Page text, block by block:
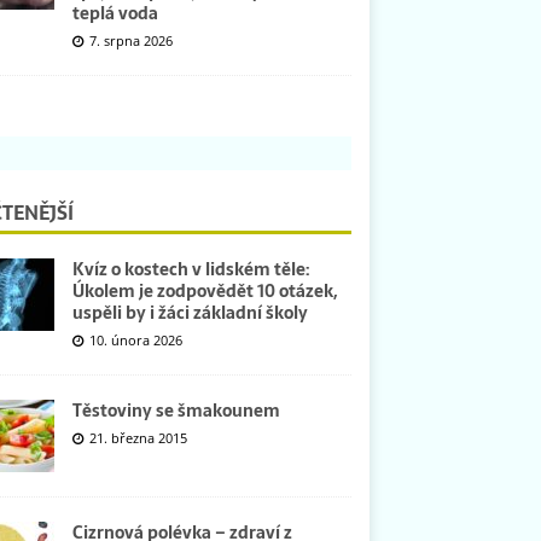
teplá voda
7. srpna 2026
Kvíz o kostech v lidském těle:
Úkolem je zodpovědět 10 otázek,
uspěli by i žáci základní školy
10. února 2026
Těstoviny se šmakounem
21. března 2015
Cizrnová polévka – zdraví z